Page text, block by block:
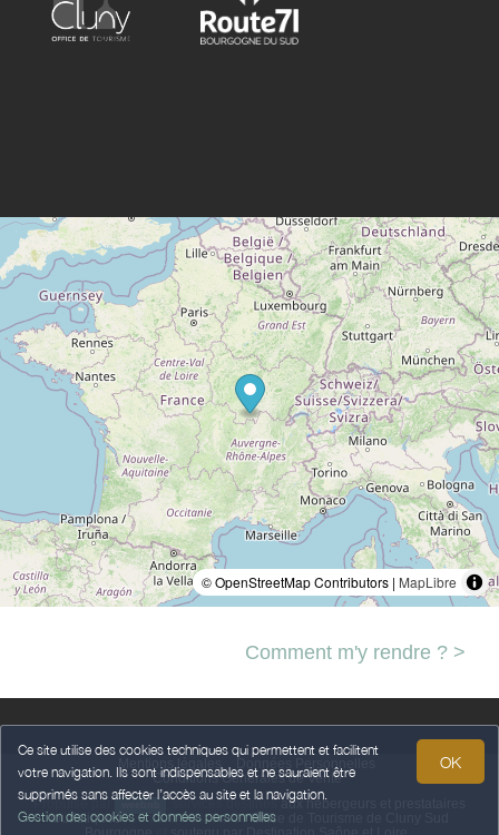
Ce site utilise des cookies techniques qui permettent et facilitent
votre navigation. Ils sont indispensables et ne sauraient être
supprimés sans affecter l’accès au site et la navigation.
Gestion des cookies et données personnelles
OK
© OpenStreetMap Contributors | MapLibre
Comment m'y rendre ? >
Mentions légales
Données Personnelles
Conditions Générales de Vente
Propulsé par
,services destinésaux hébergeurs et prestataires
touristiques,en partenariat avecOffice de Tourisme de Cluny Sud